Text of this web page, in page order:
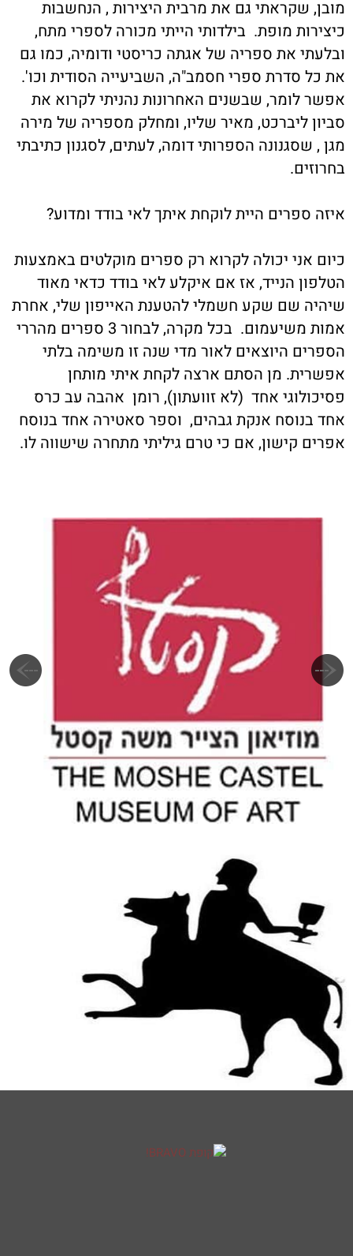
מובן, שקראתי גם את מרבית היצירות , הנחשבות
כיצירות מופת. בילדותי הייתי מכורה לספרי מתח,
ובלעתי את ספריה של אגתה כריסטי ודומיה, כמו גם
את כל סדרת ספרי חסמב"ה, השביעייה הסודית וכו'.
אפשר לומר, שבשנים האחרונות נהניתי לקרוא את
סביון ליברכט, מאיר שליו, ומחלק מספריה של מירה
מגן , שסגנונה הספרותי דומה, לעתים, לסגנון כתיבתי
בחרוזים.
איזה ספרים היית לוקחת איתך לאי בודד ומדוע?
כיום אני יכולה לקרוא רק ספרים מוקלטים באמצעות
הטלפון הנייד, אז אם איקלע לאי בודד כדאי מאוד
שיהיה שם שקע חשמלי להטענת האייפון שלי, אחרת
אמות משיעמום. בכל מקרה, לבחור 3 ספרים מהררי
הספרים היוצאים לאור מדי שנה זו משימה בלתי
אפשרית. מן הסתם ארצה לקחת איתי מותחן
פסיכולוגי אחד (לא זוועתון), רומן אהבה עב כרס
אחד בנוסח אנקת גבהים, וספר סאטירה אחד בנוסח
אפרים קישון, אם כי טרם גיליתי מתחרה שישווה לו.